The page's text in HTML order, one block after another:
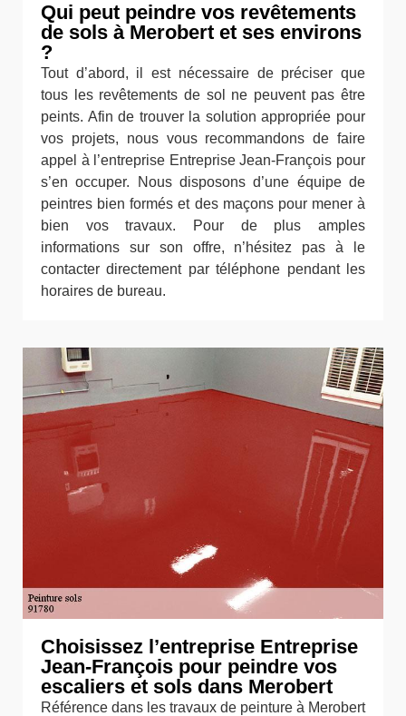
Qui peut peindre vos revêtements
de sols à Merobert et ses environs
?
Tout d’abord, il est nécessaire de préciser que
tous les revêtements de sol ne peuvent pas être
peints. Afin de trouver la solution appropriée pour
vos projets, nous vous recommandons de faire
appel à l’entreprise Entreprise Jean-François pour
s’en occuper. Nous disposons d’une équipe de
peintres bien formés et des maçons pour mener à
bien vos travaux. Pour de plus amples
informations sur son offre, n’hésitez pas à le
contacter directement par téléphone pendant les
horaires de bureau.
Choisissez l’entreprise Entreprise
Jean-François pour peindre vos
escaliers et sols dans Merobert
Référence dans les travaux de peinture à Merobert